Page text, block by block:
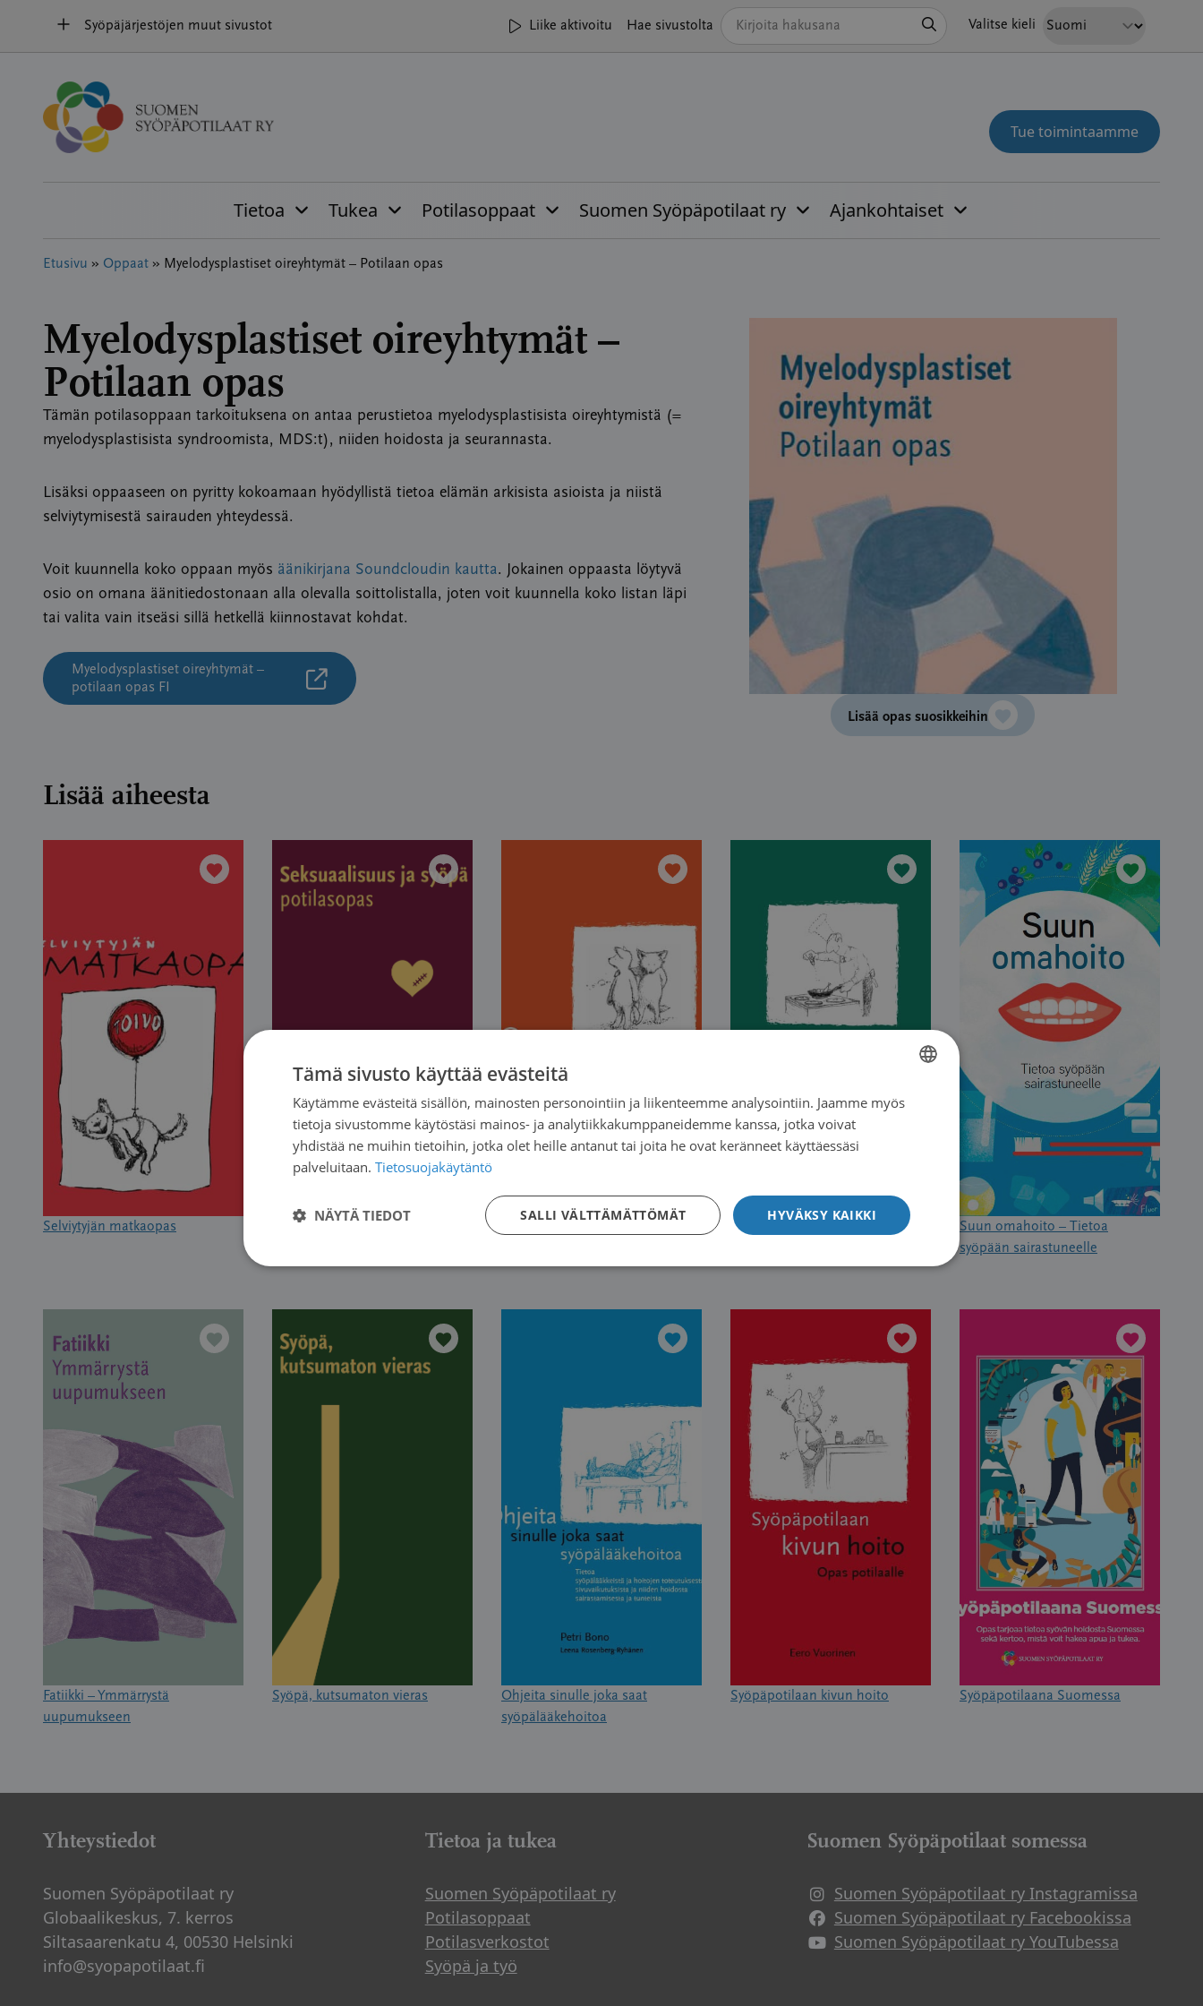
sisältöön
Syöpäjärjestöjen muut sivustot Liike aktivoitu Hae sivustolta Valitse kieli
Tue toimintaamme
Tietoa Tukea Potilasoppaat Suomen Syöpäpotilaat ry Ajankohtaiset
Etusivu » Oppaat » Myelodysplastiset oireyhtymät – Potilaan opas
Myelodysplastiset oireyhtymät –
Potilaan opas
Tämän potilasoppaan tarkoituksena on antaa perustietoa myelodysplastisista oireyhtymistä (=
myelodysplastisista syndroomista, MDS:t), niiden hoidosta ja seurannasta.
Lisäksi oppaaseen on pyritty kokoamaan hyödyllistä tietoa elämän arkisista asioista ja niistä
selviytymisestä sairauden yhteydessä.
Voit kuunnella koko oppaan myös äänikirjana Soundcloudin kautta. Jokainen oppaasta löytyvä
osio on omana äänitiedostonaan alla olevalla soittolistalla, joten voit kuunnella koko listan läpi
tai valita vain itseäsi sillä hetkellä kiinnostavat kohdat.
Myelodysplastiset oireyhtymät –
potilaan opas FI
Lisää opas suosikkeihin
Lisää aiheesta
Selviytyjän matkaopas Seksuaalisuus ja syöpä Syöpäpotilaan ravitsemusopas
Suun omahoito – Tietoa
syöpään sairastuneelle
Fatiikki – Ymmärrystä
uupumukseen
Syöpä, kutsumaton vieras
Ohjeita sinulle joka saat
syöpälääkehoitoa
Syöpäpotilaan kivun hoito Syöpäpotilaana Suomessa
Yhteystiedot
Suomen Syöpäpotilaat ry
Globaalikeskus, 7. kerros
Siltasaarenkatu 4, 00530 Helsinki
info@syopapotilaat.fi
Tietoa ja tukea
Suomen Syöpäpotilaat ry
Potilasoppaat
Potilasverkostot
Syöpä ja työ
Suomen Syöpäpotilaat somessa
Suomen Syöpäpotilaat ry Instagramissa
Suomen Syöpäpotilaat ry Facebookissa
Suomen Syöpäpotilaat ry YouTubessa
FINNISH
Tämä sivusto käyttää evästeitä
Käytämme evästeitä sisällön, mainosten personointiin ja liikenteemme analysointiin. Jaamme myös
tietoja sivustomme käytöstäsi mainos- ja analytiikkakumppaneidemme kanssa, jotka voivat
yhdistää ne muihin tietoihin, jotka olet heille antanut tai joita he ovat keränneet käyttäessäsi
palveluitaan. Tietosuojakäytäntö
HYVÄKSY KAIKKI
SALLI VÄLTTÄMÄTTÖMÄT
NÄYTÄ TIEDOT